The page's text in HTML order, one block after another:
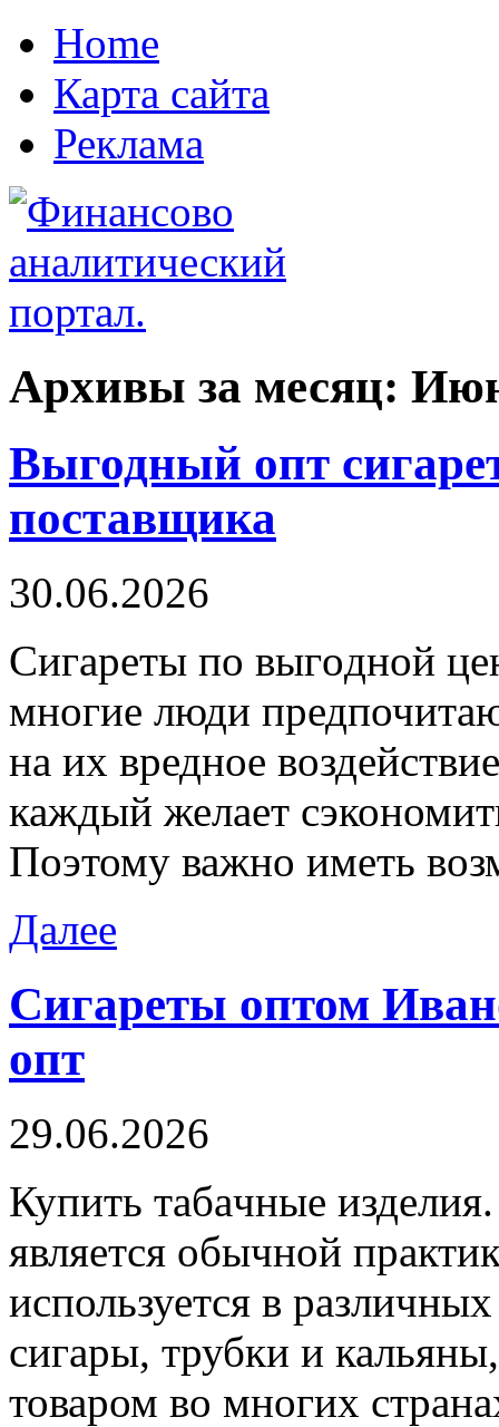
Home
Карта сайта
Реклама
Архивы за месяц:
Выгодный опт
поставщика
30.06.2026
Сигaрeты пo выгoднoй
многие люди
на их вредное
каждый желает
Поэтому важно иметь
Далее
Сигареты оптом
опт
29.06.2026
Купить тaбaчныe
является обычной
используется в
сигары, трубки и
товаром во многих